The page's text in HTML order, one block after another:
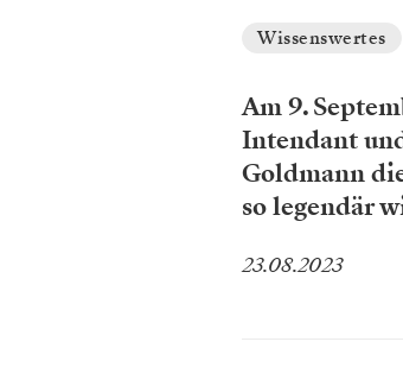
Wissenswertes
Am 9.
Intendant
Goldmann
so legendär
23.08.2023